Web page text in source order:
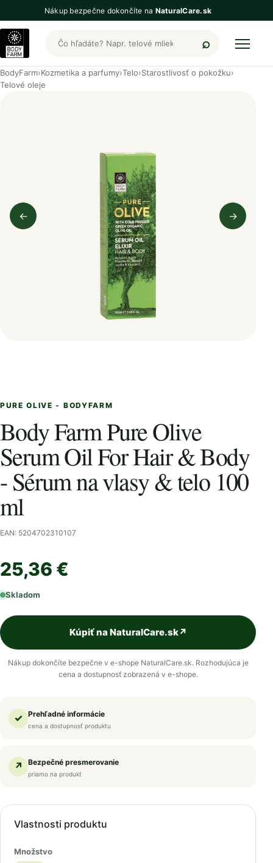
Nákup bezpečne dokončíte na NaturalCare.sk
Hľadať produkty BodyFarm
BodyFarm›Kozmetika a parfumy›Telo›Starostlivosť o pokožku›
Telové oleje
←
Predchádzajúci obrázok
→
PURE OLIVE - BODYFARM
Body Farm Pure Olive
Serum Oil For Hair & Body
- Sérum na vlasy & telo 100
ml
EAN: 5204702310107
25,36 €
Skladom
Kúpiť na NaturalCare.sk↗
Nákup dokončíte bezpečne v e-shope NaturalCare.sk. Rozhodujúca je
cena a dostupnosť zobrazená v e-shope.
✓ Prehľadné informácie
cena a dostupnosť produktu
↗ Bezpečné presmerovanie
priamo na produkt
Vlastnosti produktu
Množstvo